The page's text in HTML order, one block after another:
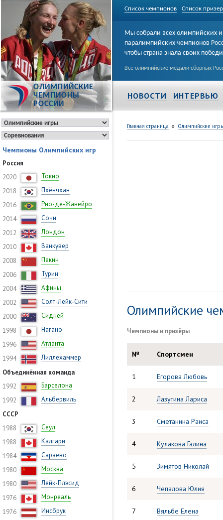
Список чемпионов Список
ОЛИМПИЙСКИЕ
ЧЕМПИОНЫ
РОССИИ
Мы собрали всех олимпийских и
паралимпийских чемпионов
чтобы страна знала своих
Все олимпийские медали сборных
НОВОСТИ ИНТЕРВЬЮ
Чемпионы Олимпийских игр
Россия
2020
Токио
2018
Пхёнчхан
2016
Рио-де-Жанейро
2014
Сочи
2012
Лондон
2010
Ванкувер
2008
Пекин
2006
Турин
2004
Афины
2002
Солт-Лейк-Сити
2000
Сидней
1998
Нагано
1996
Атланта
1994
Лиллехаммер
Объединённая команда
1992
Барселона
1992
Альбервиль
СССР
1988
Сеул
1988
Калгари
1984
Сараево
1980
Москва
1980
Лейк-Плэсид
1976
Монреаль
1976
Инсбрук
Главная страница » Олимпийские
Олимпийские
Чемпионы и призёры
№ Спортсмен
1 Егорова Любовь
2 Лазутина Лариса
3 Сметанина Раиса
4 Кулакова Галина
5 Зимятов Николай
6 Чепалова Юлия
7 Вяльбе Елена